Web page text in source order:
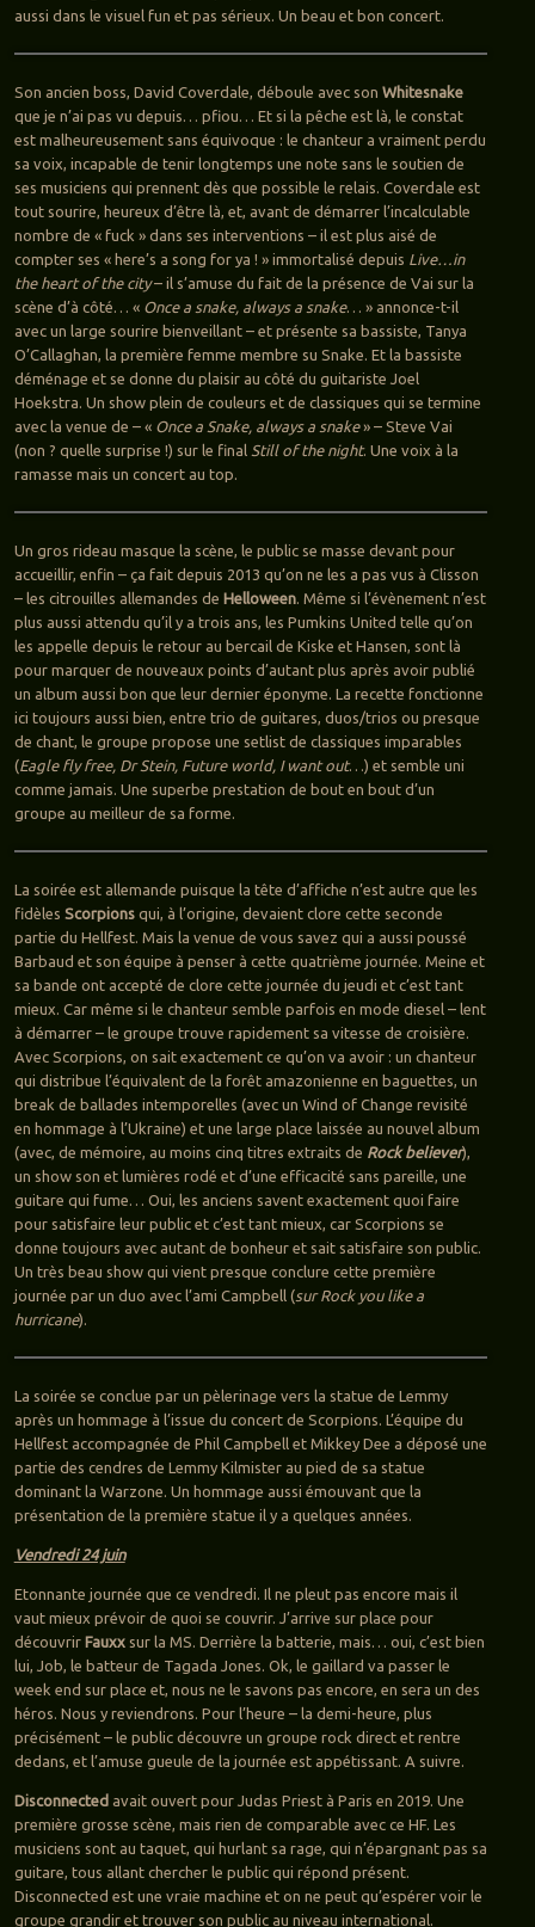
aussi dans le visuel fun et pas sérieux. Un beau et bon concert.
Son ancien boss, David Coverdale, déboule avec son Whitesnake
que je n’ai pas vu depuis… pfiou… Et si la pêche est là, le constat
est malheureusement sans équivoque : le chanteur a vraiment perdu
sa voix, incapable de tenir longtemps une note sans le soutien de
ses musiciens qui prennent dès que possible le relais. Coverdale est
tout sourire, heureux d’être là, et, avant de démarrer l’incalculable
nombre de « fuck » dans ses interventions – il est plus aisé de
compter ses « here’s a song for ya ! » immortalisé depuis Live…in
the heart of the city– il s’amuse du fait de la présence de Vai sur la
scène d’à côté… « Once a snake, always a snake… » annonce-t-il
avec un large sourire bienveillant – et présente sa bassiste, Tanya
O’Callaghan, la première femme membre su Snake. Et la bassiste
déménage et se donne du plaisir au côté du guitariste Joel
Hoekstra. Un show plein de couleurs et de classiques qui se termine
avec la venue de – « Once a Snake, always a snake» – Steve Vai
(non ? quelle surprise !) sur le final Still of the night. Une voix à la
ramasse mais un concert au top.
Un gros rideau masque la scène, le public se masse devant pour
accueillir, enfin – ça fait depuis 2013 qu’on ne les a pas vus à Clisson
– les citrouilles allemandes de Helloween. Même si l’évènement n’est
plus aussi attendu qu’il y a trois ans, les Pumkins United telle qu’on
les appelle depuis le retour au bercail de Kiske et Hansen, sont là
pour marquer de nouveaux points d’autant plus après avoir publié
un album aussi bon que leur dernier éponyme. La recette fonctionne
ici toujours aussi bien, entre trio de guitares, duos/trios ou presque
de chant, le groupe propose une setlist de classiques imparables
(Eagle fly free, Dr Stein, Future world, I want out…) et semble uni
comme jamais. Une superbe prestation de bout en bout d’un
groupe au meilleur de sa forme.
La soirée est allemande puisque la tête d’affiche n’est autre que les
fidèles Scorpionsqui, à l’origine, devaient clore cette seconde
partie du Hellfest. Mais la venue de vous savez qui a aussi poussé
Barbaud et son équipe à penser à cette quatrième journée. Meine et
sa bande ont accepté de clore cette journée du jeudi et c’est tant
mieux. Car même si le chanteur semble parfois en mode diesel – lent
à démarrer – le groupe trouve rapidement sa vitesse de croisière.
Avec Scorpions, on sait exactement ce qu’on va avoir : un chanteur
qui distribue l’équivalent de la forêt amazonienne en baguettes, un
break de ballades intemporelles (avec un Wind of Change revisité
en hommage à l’Ukraine) et une large place laissée au nouvel album
(avec, de mémoire, au moins cinq titres extraits de Rock believer),
un show son et lumières rodé et d’une efficacité sans pareille, une
guitare qui fume… Oui, les anciens savent exactement quoi faire
pour satisfaire leur public et c’est tant mieux, car Scorpions se
donne toujours avec autant de bonheur et sait satisfaire son public.
Un très beau show qui vient presque conclure cette première
journée par un duo avec l’ami Campbell (sur Rock you like a
hurricane).
La soirée se conclue par un pèlerinage vers la statue de Lemmy
après un hommage à l’issue du concert de Scorpions. L’équipe du
Hellfest accompagnée de Phil Campbell et Mikkey Dee a déposé une
partie des cendres de Lemmy Kilmister au pied de sa statue
dominant la Warzone. Un hommage aussi émouvant que la
présentation de la première statue il y a quelques années.
Vendredi 24 juin
Etonnante journée que ce vendredi. Il ne pleut pas encore mais il
vaut mieux prévoir de quoi se couvrir. J’arrive sur place pour
découvrir Fauxxsur la MS. Derrière la batterie, mais… oui, c’est bien
lui, Job, le batteur de Tagada Jones. Ok, le gaillard va passer le
week end sur place et, nous ne le savons pas encore, en sera un des
héros. Nous y reviendrons. Pour l’heure – la demi-heure, plus
précisément – le public découvre un groupe rock direct et rentre
dedans, et l’amuse gueule de la journée est appétissant. A suivre.
Disconnected avait ouvert pour Judas Priest à Paris en 2019. Une
première grosse scène, mais rien de comparable avec ce HF. Les
musiciens sont au taquet, qui hurlant sa rage, qui n’épargnant pas sa
guitare, tous allant chercher le public qui répond présent.
Disconnected est une vraie machine et on ne peut qu’espérer voir le
groupe grandir et trouver son public au niveau international.